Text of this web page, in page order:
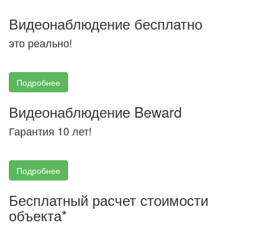
Видеонаблюдение бесплатно
это реально!
Подробнее
Видеонаблюдение Beward
Гарантия 10 лет!
Подробнее
Бесплатный расчет стоимости
объекта*